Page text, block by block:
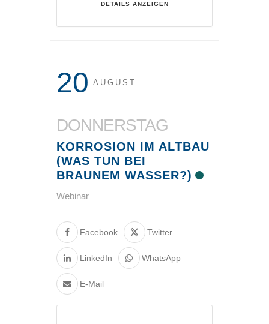
DETAILS ANZEIGEN
20 AUGUST
DONNERSTAG
KORROSION IM ALTBAU
(WAS TUN BEI
BRAUNEM WASSER?)
Webinar
Facebook Twitter
LinkedIn WhatsApp
E-Mail